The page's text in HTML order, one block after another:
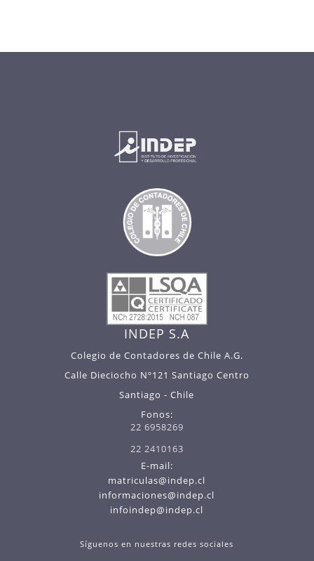
INDEP S.A
Colegio de Contadores de Chile A.G.
Calle Dieciocho Nº121 Santiago Centro
Santiago - Chile
Fonos:
22 6958269
22 2410163
E-mail:
matriculas@indep.cl
informaciones@indep.cl
infoindep@indep.cl
Síguenos en nuestras redes sociales